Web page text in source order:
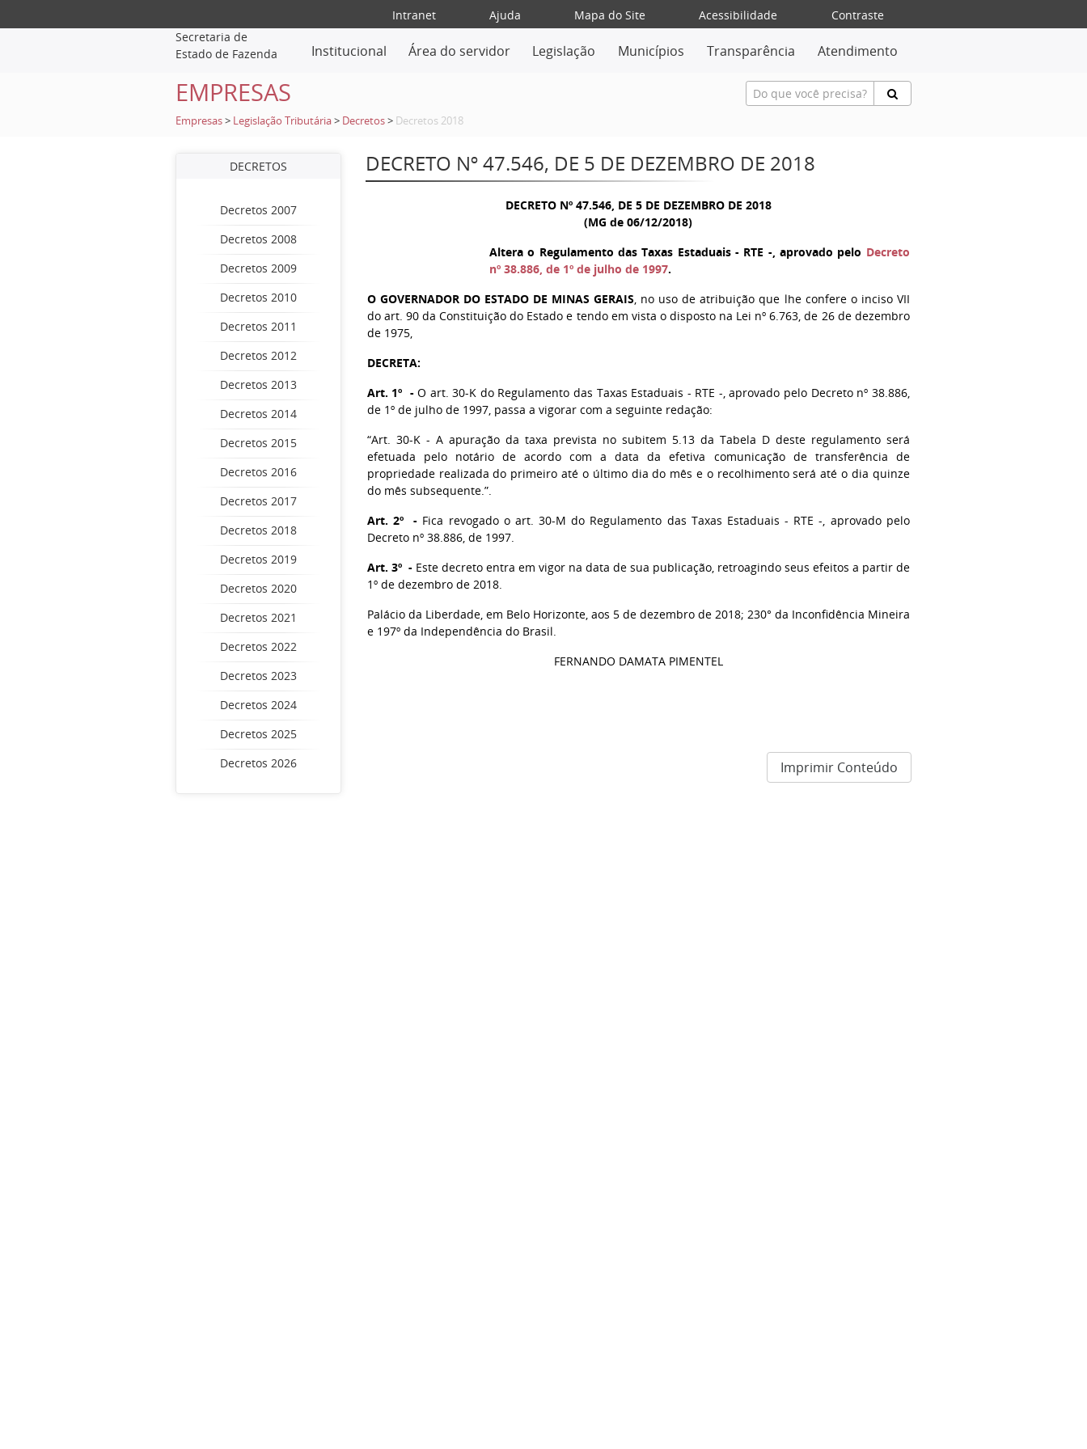
Intranet Ajuda Mapa do Site Acessibilidade
Contraste
Secretaria de
Estado de Fazenda
Institucional Área do servidor Legislação Municípios Transparência Atendimento
EMPRESAS
Empresas > Legislação Tributária > Decretos > Decretos 2018
DECRETOS
Decretos 2007
Decretos 2008
Decretos 2009
Decretos 2010
Decretos 2011
Decretos 2012
Decretos 2013
Decretos 2014
Decretos 2015
Decretos 2016
Decretos 2017
Decretos 2018
Decretos 2019
Decretos 2020
Decretos 2021
Decretos 2022
Decretos 2023
Decretos 2024
Decretos 2025
Decretos 2026
DECRETO Nº 47.546, DE 5 DE DEZEMBRO DE 2018
DECRETO Nº 47.546, DE 5 DE DEZEMBRO DE 2018
(MG de 06/12/2018)
Altera o Regulamento das Taxas Estaduais - RTE -, aprovado pelo Decreto
nº 38.886, de 1º de julho de 1997.
O GOVERNADOR DO ESTADO DE MINAS GERAIS, no uso de atribuição que lhe confere o inciso VII
do art. 90 da Constituição do Estado e tendo em vista o disposto na Lei nº 6.763, de 26 de dezembro
de 1975,
DECRETA:
Art. 1º -O art. 30-K do Regulamento das Taxas Estaduais - RTE -, aprovado pelo Decreto nº 38.886,
de 1º de julho de 1997, passa a vigorar com a seguinte redação:
“Art. 30-K - A apuração da taxa prevista no subitem 5.13 da Tabela D deste regulamento será
efetuada pelo notário de acordo com a data da efetiva comunicação de transferência de
propriedade realizada do primeiro até o último dia do mês e o recolhimento será até o dia quinze
do mês subsequente.”.
Art. 2º - Fica revogado o art. 30-M do Regulamento das Taxas Estaduais - RTE -, aprovado pelo
Decreto nº 38.886, de 1997.
Art. 3º -Este decreto entra em vigor na data de sua publicação, retroagindo seus efeitos a partir de
1º de dezembro de 2018.
Palácio da Liberdade, em Belo Horizonte, aos 5 de dezembro de 2018; 230° da Inconfidência Mineira
e 197º da Independência do Brasil.
FERNANDO DAMATA PIMENTEL
Imprimir Conteúdo